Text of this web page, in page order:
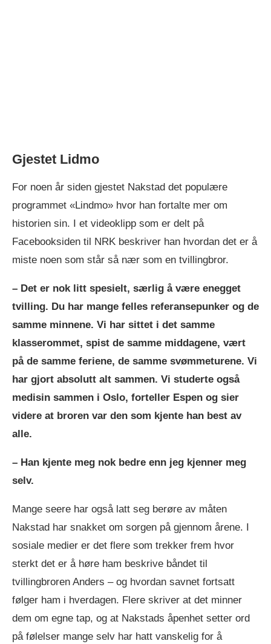
Gjestet Lidmo
For noen år siden gjestet Nakstad det populære
programmet «Lindmo» hvor han fortalte mer om
historien sin. I et videoklipp som er delt på
Facebooksiden til NRK beskriver han hvordan det er å
miste noen som står så nær som en tvillingbror.
– Det er nok litt spesielt, særlig å være enegget
tvilling. Du har mange felles referansepunker og de
samme minnene. Vi har sittet i det samme
klasserommet, spist de samme middagene, vært
på de samme feriene, de samme svømmeturene. Vi
har gjort absolutt alt sammen. Vi studerte også
medisin sammen i Oslo, forteller Espen og sier
videre at broren var den som kjente han best av
alle.
– Han kjente meg nok bedre enn jeg kjenner meg
selv.
Mange seere har også latt seg berøre av måten
Nakstad har snakket om sorgen på gjennom årene. I
sosiale medier er det flere som trekker frem hvor
sterkt det er å høre ham beskrive båndet til
tvillingbroren Anders – og hvordan savnet fortsatt
følger ham i hverdagen. Flere skriver at det minner
dem om egne tap, og at Nakstads åpenhet setter ord
på følelser mange selv har hatt vanskelig for å